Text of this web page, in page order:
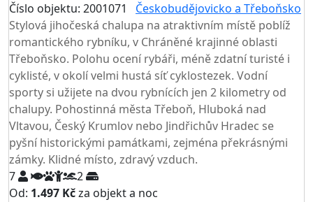
Číslo objektu: 2001071
Českobudějovicko a Třeboňsko
Stylová jihočeská chalupa na atraktivním místě poblíž
romantického rybníku, v Chráněné krajinné oblasti
Třeboňsko. Polohu ocení rybáři, méně zdatní turisté i
cyklisté, v okolí velmi hustá síť cyklostezek. Vodní
sporty si užijete na dvou rybnících jen 2 kilometry od
chalupy. Pohostinná města Třeboň, Hluboká nad
Vltavou, Český Krumlov nebo Jindřichův Hradec se
pyšní historickými památkami, zejména překrásnými
zámky. Klidné místo, zdravý vzduch.
7
2
Od: 1.497 Kčza objekt a noc